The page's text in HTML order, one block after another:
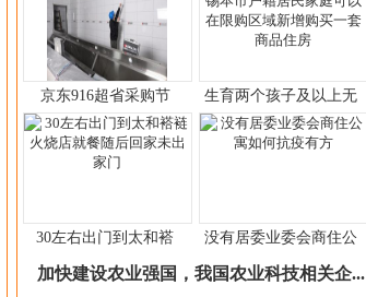
京东916超省采购节 生育两个孩子及以上无
30左右出门到太和褡 没有居委业委会商住公
加快建设农业强国，我国农业科技相关企...